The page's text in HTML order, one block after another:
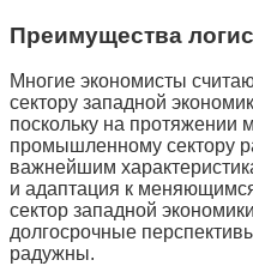
Преимущества
Многие экономисты
сектору западной
поскольку на протяжении
промышленному сектору
важнейшим
и адаптация к
сектор западной
долгосрочные
радужны.